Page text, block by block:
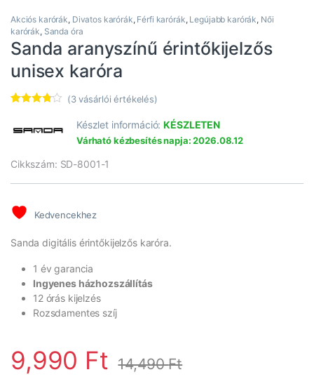
Akciós karórák, Divatos karórák, Férfi karórák, Legújabb karórák, Női
karórák, Sanda óra
Sanda aranyszínű érintőkijelzős
unisex karóra
az 5-ből,
alapján
(3vásárlói értékelés)
Készlet információ:KÉSZLETEN
Várható kézbesítés napja: 2026.08.12
Cikkszám: SD-8001-1
Kedvencekhez
Sanda digitális érintőkijelzős karóra.
1 év garancia
Ingyenes házhozszállítás
12 órás kijelzés
Rozsdamentes szíj
9,990 Ft 14,490Ft